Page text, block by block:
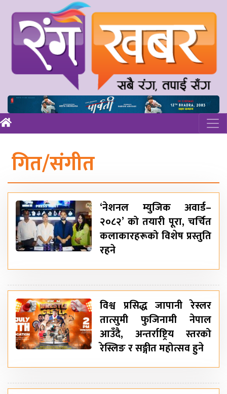
गित/संगीत
‘नेशनल म्युजिक अवार्ड–
२०८२’ को तयारी पूरा, चर्चित
कलाकारहरूको विशेष प्रस्तुति
रहने
विश्व प्रसिद्ध जापानी रेस्लर
तात्सुमी फुजिनामी नेपाल
आउँदै, अन्तर्राष्ट्रिय स्तरको
रेस्लिङ र सङ्गीत महोत्सव हुने